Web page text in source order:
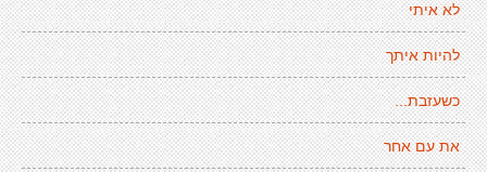
לא איתי
להיות איתך
כשעזבת...
את עם אחר